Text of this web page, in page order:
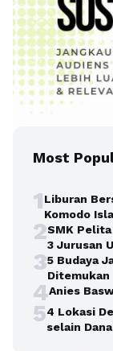
Most
1Liburan
Komodo
2SMK
3 Jurusan
35 Budaya
Ditemukan
4Anies
54 Lokasi
selain